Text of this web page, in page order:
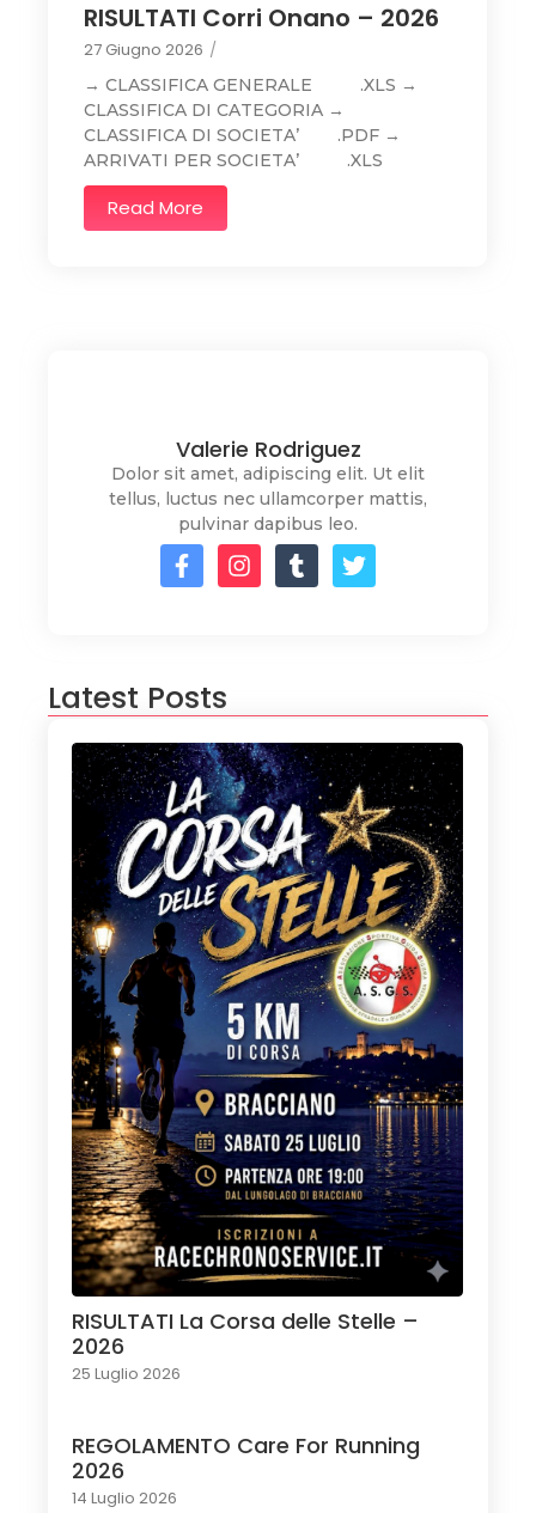
RISULTATI Corri Onano – 2026
27 Giugno 2026 /
→ CLASSIFICA GENERALE .XLS →
CLASSIFICA DI CATEGORIA →
CLASSIFICA DI SOCIETA’ .PDF →
ARRIVATI PER SOCIETA’ .XLS
Read More
Valerie Rodriguez
Dolor sit amet, adipiscing elit. Ut elit
tellus, luctus nec ullamcorper mattis,
pulvinar dapibus leo.
Latest Posts
RISULTATI La Corsa delle Stelle –
2026
25 Luglio 2026
REGOLAMENTO Care For Running
2026
14 Luglio 2026